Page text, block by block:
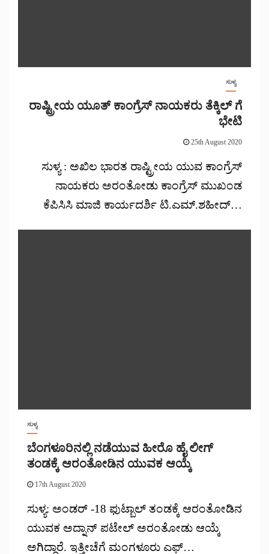
ಸುಳ್ಯ
ರಾಷ್ಟ್ರೀಯ ಯೂತ್ ಕಾಂಗ್ರೆಸ್ ನಾಯಕರು ತೆಕ್ಕಿಲ್ ಗೆ
ಭೇಟಿ
25th August 2020
ಸುಳ್ಯ : ಅಖಿಲ ಭಾರತ ರಾಷ್ಟ್ರೀಯ ಯುವ ಕಾಂಗ್ರೆಸ್
ನಾಯಕರು ಅರಂತೋಡು ಕಾಂಗ್ರೆಸ್ ಮುಖಂಡ
ಕೆಪಿಸಿಸಿ ಮಾಜಿ ಕಾರ್ಯದರ್ಶಿ ಟಿ.ಎಮ್.ಶಹೀದ್…
ಸುಳ್ಯ
ಬೆಂಗಳೂರಿನಲ್ಲಿ ನಡೆಯುವ ಹೀರೊ ಹೈ ಲೀಗ್
ತಂಡಕ್ಕೆ ಆರಂತೋಡಿನ ಯುವಕ ಆಯ್ಕೆ
17th August 2020
ಸುಳ್ಯ: ಅಂಡರ್‌ -18 ಫುಟ್ಬಾಲ್‌ ತಂಡಕ್ಕೆ ಆರಂತೋಡಿನ
ಯುವಕ ಅದ್ನಾನ್ ಪಟೇಲ್ ಅರಂತೋಡು ಆಯ್ಕೆ
ಅಗಿದ್ದಾರೆ. ಇತ್ತೀಚೆಗೆ ಮಂಗಳೂರು ಎಫ್…